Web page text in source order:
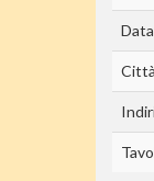
Città